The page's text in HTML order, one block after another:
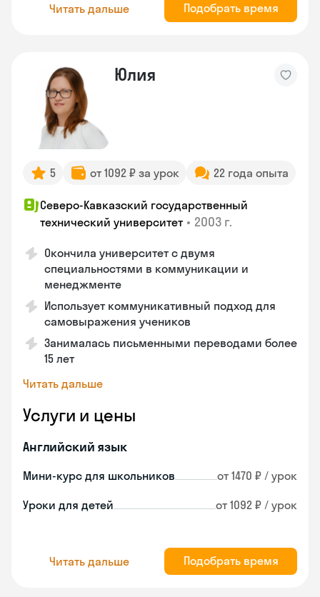
Читать дальше Подобрать время
Юлия
5 от 1092 ₽ за урок 22 года опыта
Северо-Кавказский государственный
технический университет • 2003 г.
Окончила университет с двумя
специальностями в коммуникации и
менеджменте
Использует коммуникативный подход для
самовыражения учеников
Занималась письменными переводами более
15 лет
Читать дальше
Услуги и цены
Английский язык
Мини-курс для школьников от 1470 ₽ / урок
Уроки для детей от 1092 ₽ / урок
Читать дальше Подобрать время